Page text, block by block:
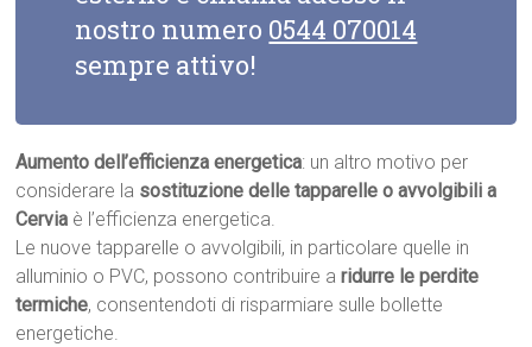
nostro numero 0544 070014
sempre attivo!
Aumento dell’efficienza energetica: un altro motivo per
considerare la sostituzione delle tapparelle o avvolgibili a
Cervia è l’efficienza energetica.
Le nuove tapparelle o avvolgibili, in particolare quelle in
alluminio o PVC, possono contribuire aridurre le perdite
termiche, consentendoti di risparmiare sulle bollette
energetiche.